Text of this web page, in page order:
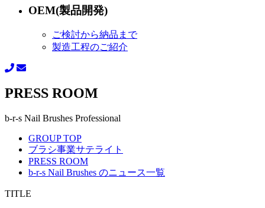
OEM(製品開発)
ご検討から納品まで
製造工程のご紹介
PRESS ROOM
b-r-s Nail Brushes Professional
GROUP TOP
ブラシ事業サテライト
PRESS ROOM
b-r-s Nail Brushes のニュース一覧
TITLE